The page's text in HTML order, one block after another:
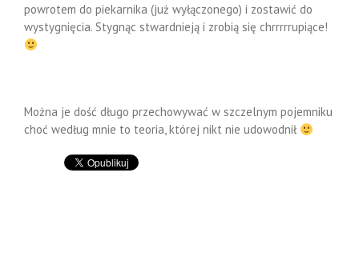
powrotem do piekarnika (już wyłączonego) i zostawić do
wystygnięcia. Stygnąc stwardnieją i zrobią się chrrrrrupiące!
Można je dość długo przechowywać w szczelnym pojemniku
choć według mnie to teoria, której nikt nie udowodnił